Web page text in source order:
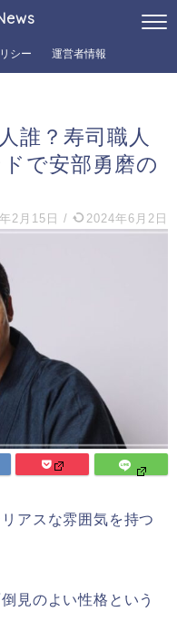
シー 運営者情報
誰？寿司職人
で安部勇磨の
2月15日 / 2024年6月2日
アスな雰囲気を持つ
見のよい性格という